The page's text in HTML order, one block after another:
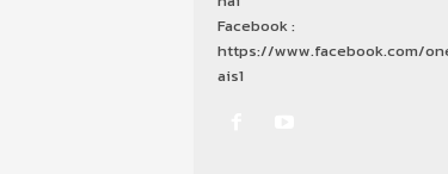
Facebook :
https://www.facebook.com/
ais1